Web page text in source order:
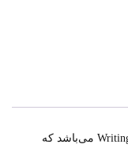
یکی از بخش های مهم در آزمون آیلتس، بخش Writing می‌باشد که